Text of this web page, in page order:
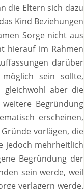
die Eltern sich dazu
Kind Beziehungen
Sorge nicht aus
hierauf im Rahmen
darüber
sein sollte,
gleichwohl aber die
Begründung
erscheinen,
vorlägen, die
jedoch mehrheitlich
Begründung der
sein werde, weil
verlagern werde.